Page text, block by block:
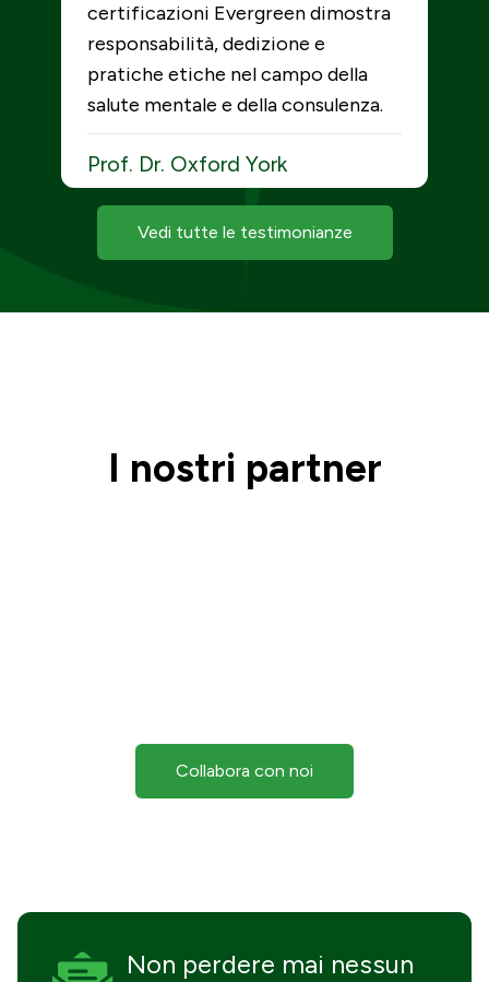
certificazioni Evergreen dimostra
responsabilità, dedizione e
pratiche etiche nel campo della
salute mentale e della consulenza.
Prof. Dr. Oxford York
Dottorato di ricerca, CCC, RP,
CAGCS, CCTP, CSTIP
Vedi tutte le testimonianze
I nostri partner
Collabora con noi
Non perdere mai nessun